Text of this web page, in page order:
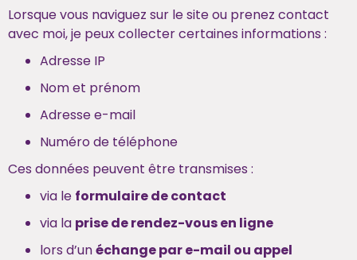
Lorsque vous naviguez sur le site ou prenez contact
avec moi, je peux collecter certaines informations :
Adresse IP
Nom et prénom
Adresse e-mail
Numéro de téléphone
Ces données peuvent être transmises :
via le formulaire de contact
via la prise de rendez-vous en ligne
lors d’unéchange par e-mail ou appel